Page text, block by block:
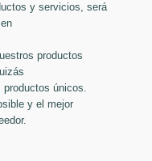
y servicios, será
productos
únicos.
y el mejor